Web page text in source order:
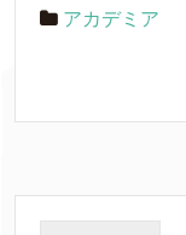
アカデミア